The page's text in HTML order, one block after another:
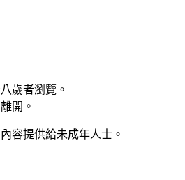
歲者瀏覽。
開。
容提供給未成年人士。